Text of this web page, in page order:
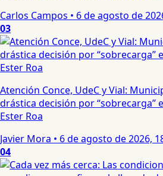
Carlos Campos • 6 de agosto de
03
Atención Conce, UdeC y Vial:
drástica decisión por “sobrecarga”
Ester Roa
Javier Mora • 6 de agosto de 2026,
04